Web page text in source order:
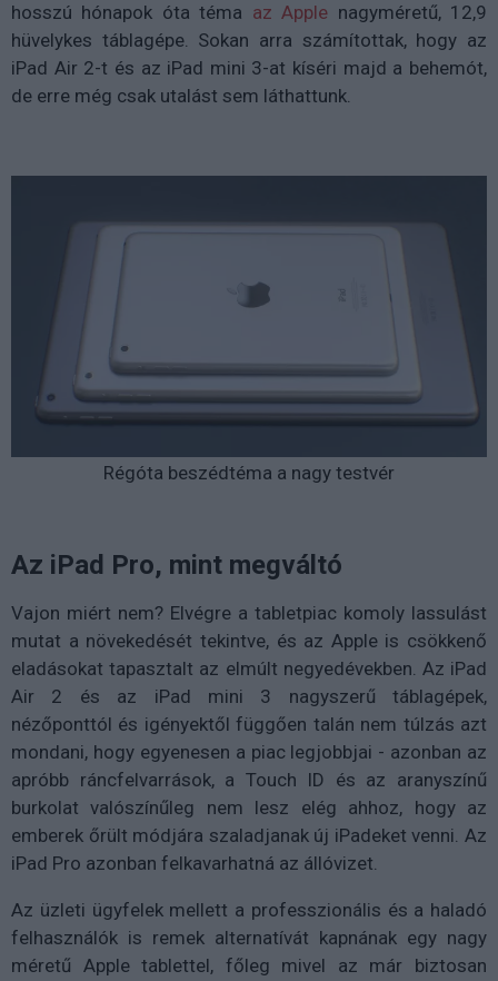
hosszú hónapok óta téma az Apple nagyméretű, 12,9
hüvelykes táblagépe. Sokan arra számítottak, hogy az
iPad Air 2-t és az iPad mini 3-at kíséri majd a behemót,
de erre még csak utalást sem láthattunk.
Régóta beszédtéma a nagy testvér
Az iPad Pro, mint megváltó
Vajon miért nem? Elvégre a tabletpiac komoly lassulást
mutat a növekedését tekintve, és az Apple is csökkenő
eladásokat tapasztalt az elmúlt negyedévekben. Az iPad
Air 2 és az iPad mini 3 nagyszerű táblagépek,
nézőponttól és igényektől függően talán nem túlzás azt
mondani, hogy egyenesen a piac legjobbjai - azonban az
apróbb ráncfelvarrások, a Touch ID és az aranyszínű
burkolat valószínűleg nem lesz elég ahhoz, hogy az
emberek őrült módjára szaladjanak új iPadeket venni. Az
iPad Pro azonban felkavarhatná az állóvizet.
Az üzleti ügyfelek mellett a professzionális és a haladó
felhasználók is remek alternatívát kapnának egy nagy
méretű Apple tablettel, főleg mivel az már biztosan